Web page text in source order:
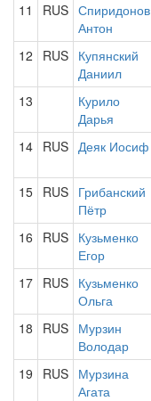
11 RUS Спиридонов
Антон
12 RUS Купянский
Даниил
13
Курило
Дарья
14 RUS Деяк Иосиф
15 RUS Грибанский
Пётр
16 RUS Кузьменко
Егор
17 RUS Кузьменко
Ольга
18 RUS Мурзин
Володар
19 RUS Мурзина
Агата